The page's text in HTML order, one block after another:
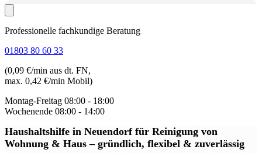
Professionelle fachkundige Beratung
01803 80 60 33
(0,09 €/min aus dt. FN,
max. 0,42 €/min Mobil)
Montag-Freitag 08:00 - 18:00
Wochenende 08:00 - 14:00
Haushaltshilfe in Neuendorf für Reinigung von
Wohnung & Haus – gründlich, flexibel & zuverlässig